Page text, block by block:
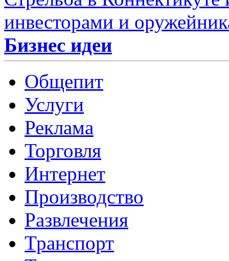
инвесторами и
Бизнес идеи
Общепит
Услуги
Реклама
Торговля
Интернет
Производство
Развлечения
Транспорт